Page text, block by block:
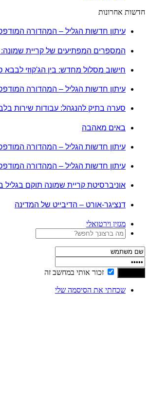
חדשות אחרונות
עיתון חדשות הגליל – המהדורה המודפסת |
המספרים המפתיעים של קריית שמונה: למה 600 דורשי עבודה הם לא מה
חישוב מסלול מחדש: בין הג'קוזי לבבא
עיתון חדשות הגליל – המהדורה המודפסת |
סערה בתיק להנגהל: עבודות שירות
באים מאהבה
עיתון חדשות הגליל – המהדורה המודפסת |
עיתון חדשות הגליל – המהדורה המודפסת |
אוניברסיטת קריית שמונה תוקם
דנציגר-אורט – הדיבייט של המדינה
מגזין וירטואלי
זכור אותי במחשב זה
שכחתי את הסיסמה שלי